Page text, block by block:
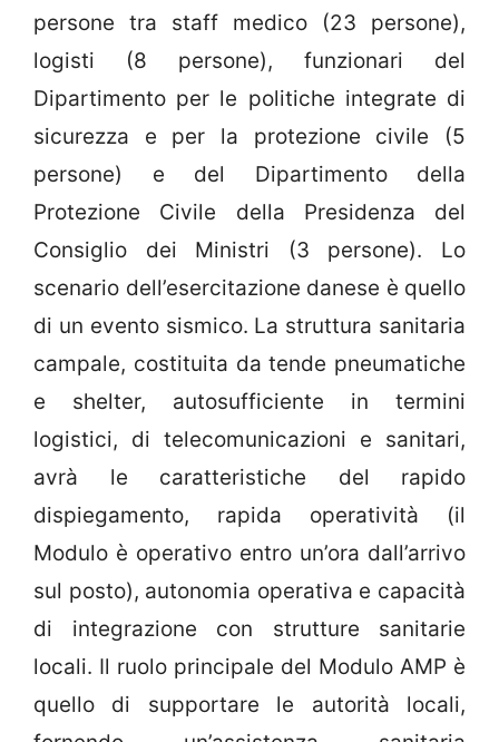
persone tra staff medico (23 persone),
logisti (8 persone), funzionari del
Dipartimento per le politiche integrate di
sicurezza e per la protezione civile (5
persone) e del Dipartimento della
Protezione Civile della Presidenza del
Consiglio dei Ministri (3 persone). Lo
scenario dell’esercitazione danese è quello
di un evento sismico. La struttura sanitaria
campale, costituita da tende pneumatiche
e shelter, autosufficiente in termini
logistici, di telecomunicazioni e sanitari,
avrà le caratteristiche del rapido
dispiegamento, rapida operatività (il
Modulo è operativo entro un’ora dall’arrivo
sul posto), autonomia operativa e capacità
di integrazione con strutture sanitarie
locali. Il ruolo principale del Modulo AMP è
quello di supportare le autorità locali,